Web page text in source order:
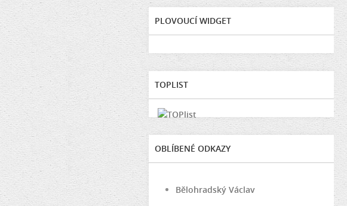
PLOVOUCÍ WIDGET
TOPLIST
OBLÍBENÉ ODKAZY
Bělohradský Václav